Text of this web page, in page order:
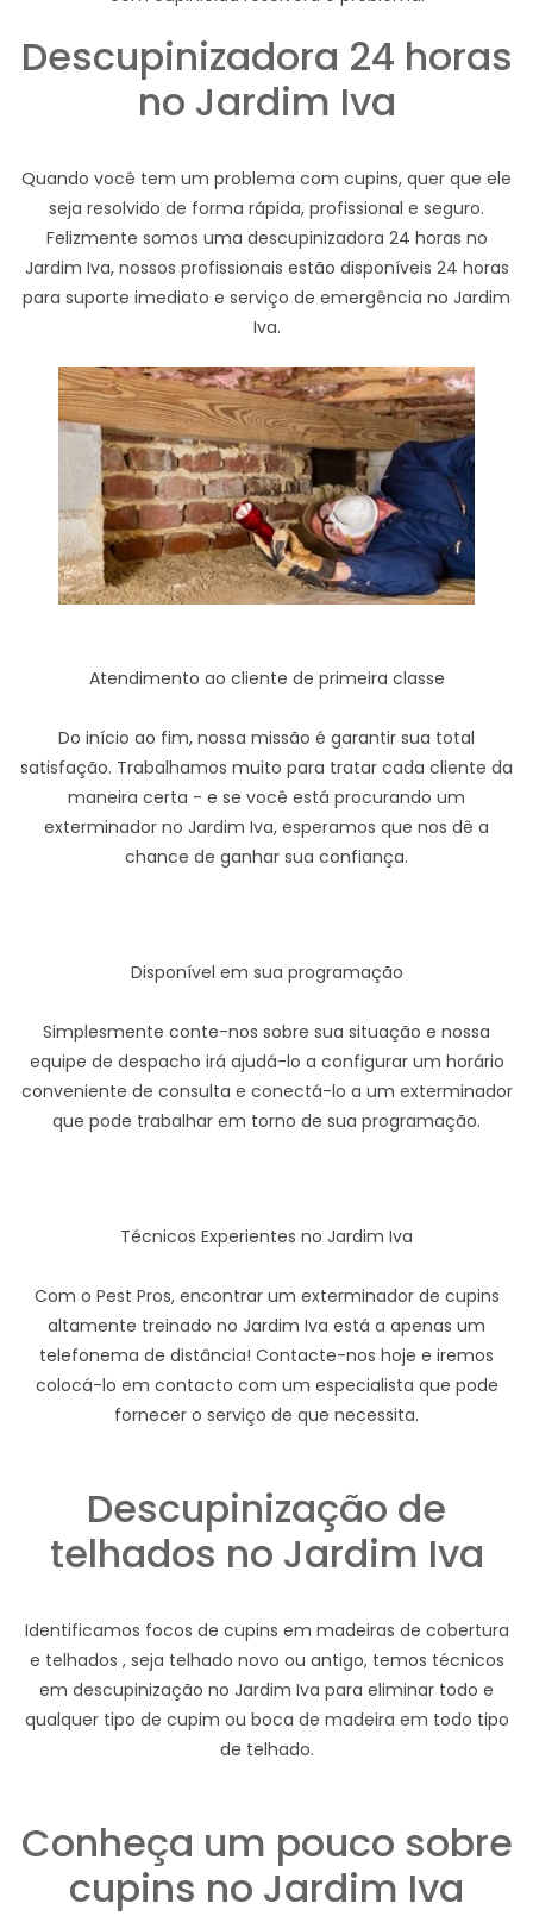
Descupinizadora 24 horas
no Jardim Iva
Quando você tem um problema com cupins, quer que ele
seja resolvido de forma rápida, profissional e seguro.
Felizmente somos uma descupinizadora 24 horas no
Jardim Iva, nossos profissionais estão disponíveis 24 horas
para suporte imediato e serviço de emergência no Jardim
Iva.
Atendimento ao cliente de primeira classe
Do início ao fim, nossa missão é garantir sua total
satisfação. Trabalhamos muito para tratar cada cliente da
maneira certa - e se você está procurando um
exterminador no Jardim Iva, esperamos que nos dê a
chance de ganhar sua confiança.
Disponível em sua programação
Simplesmente conte-nos sobre sua situação e nossa
equipe de despacho irá ajudá-lo a configurar um horário
conveniente de consulta e conectá-lo a um exterminador
que pode trabalhar em torno de sua programação.
Técnicos Experientes no Jardim Iva
Com o Pest Pros, encontrar um exterminador de cupins
altamente treinado no Jardim Iva está a apenas um
telefonema de distância! Contacte-nos hoje e iremos
colocá-lo em contacto com um especialista que pode
fornecer o serviço de que necessita.
Descupinização de
telhados no Jardim Iva
Identificamos focos de cupins em madeiras de cobertura
e telhados , seja telhado novo ou antigo, temos técnicos
em descupinização no Jardim Iva para eliminar todo e
qualquer tipo de cupim ou boca de madeira em todo tipo
de telhado.
Conheça um pouco sobre
cupins no Jardim Iva